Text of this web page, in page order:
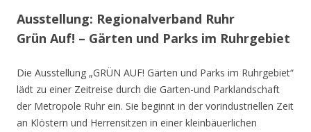
Ausstellung: Regionalverband Ruhr
Grün Auf! – Gärten und Parks im Ruhrgebiet
Die Ausstellung „GRÜN AUF! Gärten und Parks im Ruhrgebiet“
lädt zu einer Zeitreise durch die Garten-und Parklandschaft
der Metropole Ruhr ein. Sie beginnt in der vorindustriellen Zeit
an Klöstern und Herrensitzen in einer kleinbäuerlichen